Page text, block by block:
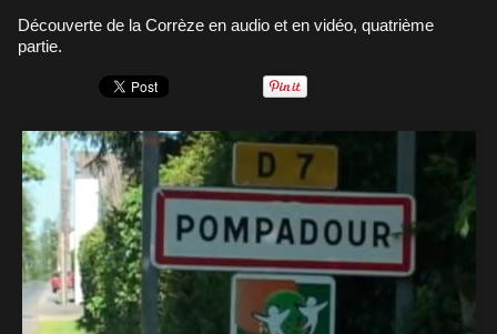
Découverte de la Corrèze en audio et en vidéo, quatrième
partie.